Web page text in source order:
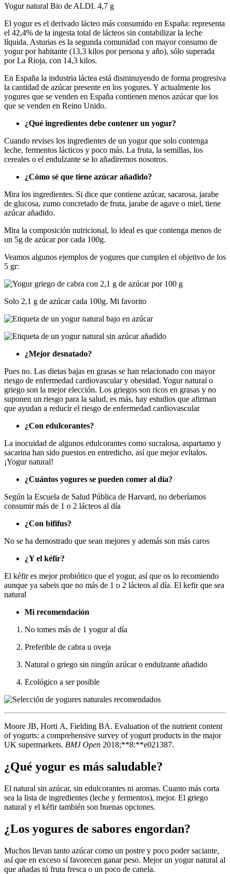
Yogur natural Bio de ALDI. 4,7 g
El yogur es el derivado lácteo más consumido en España: representa
el 42,4% de la ingesta total de lácteos sin contabilizar la leche
líquida. Asturias es la segunda comunidad con mayor consumo de
yogur por habitante (13,3 kilos por persona y año), sólo superada
por La Rioja, con 14,3 kilos.
En España la industria láctea está disminuyendo de forma progresiva
la cantidad de azúcar presente en los yogures. Y actualmente los
yogures que se venden en España contienen menos azúcar que los
que se venden en Reino Unido.
¿Qué ingredientes debe contener un yogur?
Cuando revises los ingredientes de un yogur que solo contenga
leche, fermentos lácticos y poco más. La fruta, la semillas, los
cereales o el endulzante se lo añadiremos nosotros.
¿Cómo sé que tiene azúcar añadido?
Mira los ingredientes. Si dice que contiene azúcar, sacarosa, jarabe
de glucosa, zumo concretado de fruta, jarabe de agave o miel, tiene
azúcar añadido.
Mira la composición nutricional, lo ideal es que contenga menos de
un 5g de azúcar por cada 100g.
Veamos algunos ejemplos de yogures que cumplen el objetivo de los
5 gr:
Solo 2,1 g de azúcar cada 100g. Mi favorito
¿Mejor desnatado?
Pues no. Las dietas bajas en grasas se han relacionado con mayor
riesgo de enfermedad cardiovascular y obesidad. Yogur natural o
griego son la mejor elección. Los griegos son ricos en grasas y no
suponen un riesgo para la salud, es más, hay estudios que afirman
que ayudan a reducir el riesgo de enfermedad cardiovascular
¿Con edulcorantes?
La inocuidad de algunos edulcorantes como sucralosa, aspartamo y
sacarina han sido puestos en entredicho, así que mejor evítalos.
¡Yogur natural!
¿Cuántos yogures se pueden comer al día?
Según la Escuela de Salud Pública de Harvard, no deberíamos
consumir más de 1 o 2 lácteos al día
¿Con bififus?
No se ha demostrado que sean mejores y además son más caros
¿Y el kéfir?
El kéfir es mejor probiótico que el yogur, así que os lo recomiendo
aunque ya sabeis que no más de 1 o 2 lácteos al día. El kefir que sea
natural
Mi recomendación
No tomes más de 1 yogur al día
Preferible de cabra u oveja
Natural o griego sin ningún azúcar o endulzante añadido
Ecológico a ser posible
Moore JB, Horti A, Fielding BA. Evaluation of the nutrient content
of yogurts: a comprehensive survey of yogurt products in the major
UK supermarkets. BMJ Open 2018;**8:**e021387.
¿Qué yogur es más saludable?
El natural sin azúcar, sin edulcorantes ni aromas. Cuanto más corta
sea la lista de ingredientes (leche y fermentos), mejor. El griego
natural y el kéfir también son buenas opciones.
¿Los yogures de sabores engordan?
Muchos llevan tanto azúcar como un postre y poco poder saciante,
así que en exceso sí favorecen ganar peso. Mejor un yogur natural al
que añadas tú fruta fresca o un poco de canela.